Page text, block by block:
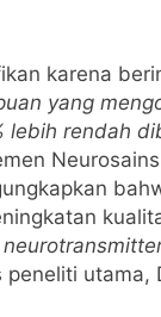
karena
yang
rendah
utama,